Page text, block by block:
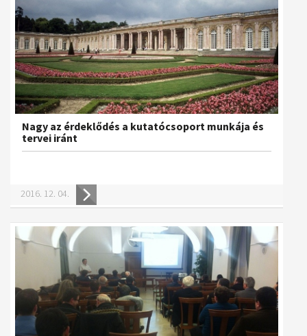
Nagy az érdeklődés a kutatócsoport munkája és
tervei iránt
2016. 12. 04.